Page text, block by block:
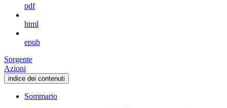
pdf
html
epub
Sorgente
Azioni
indice dei contenuti
Sommario